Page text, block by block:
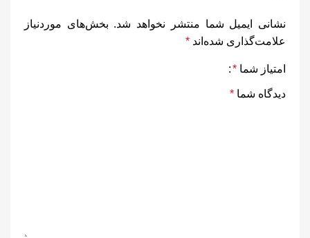
نشانی ایمیل شما منتشر نخواهد شد. بخش‌های موردنیاز
علامت‌گذاری شده‌اند *
امتیاز شما *
دیدگاه شما *